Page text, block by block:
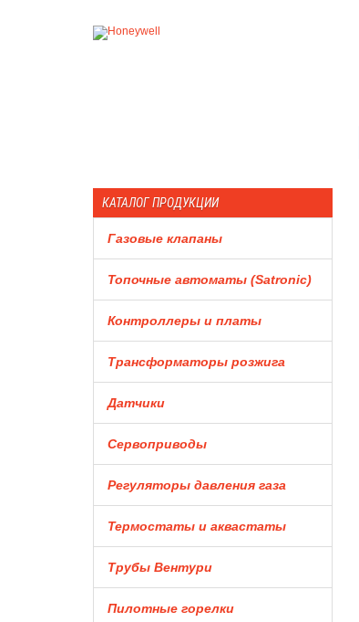
КАТАЛОГ ПРОДУКЦИИ
Газовые клапаны
Топочные автоматы (Satronic)
Контроллеры и платы
Трансформаторы розжига
Датчики
Сервоприводы
Регуляторы давления газа
Термостаты и аквастаты
Трубы Вентури
Пилотные горелки